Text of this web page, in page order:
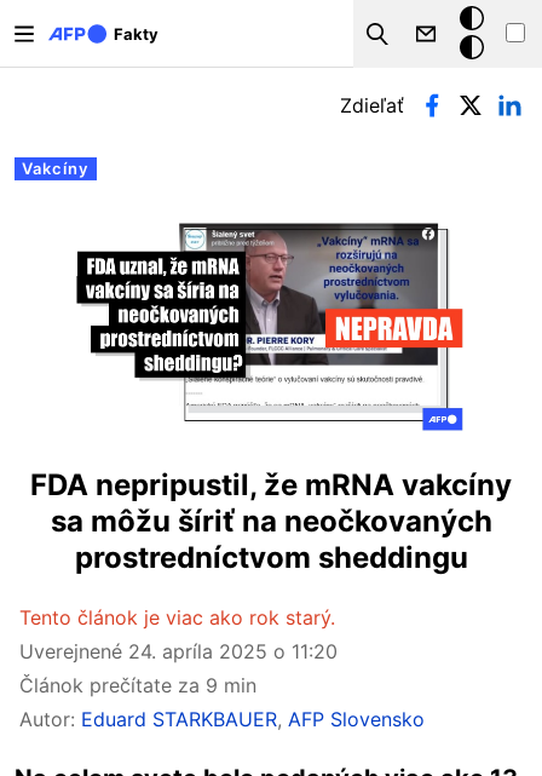
Fakty
Search
Tmavý
režim
Primárne karty
Vakcíny
Zdieľať
FDA nepripustil, že mRNA vakcíny
sa môžu šíriť na neočkovaných
prostredníctvom sheddingu
Tento článok je viac ako rok starý.
Uverejnené 24. apríla 2025 o 11:20
Článok prečítate za 9 min
Autor: Eduard STARKBAUER, AFP Slovensko